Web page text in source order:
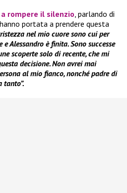
rompere il silenzio, parlando di
portata a prendere questa
nel mio cuore sono cui per
Alessandro è finita. Sono successe
scoperte solo di recente, che mi
decisione. Non avrei mai
al mio fianco, nonché padre di
tanto”.